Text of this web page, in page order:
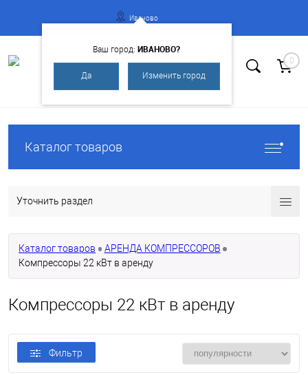
Регистрация
Иваново
Ваш город: ИВАНОВО?
Да Изменить город
0
Каталог товаров
Уточнить раздел
Каталог товаров
АРЕНДА КОМПРЕССОРОВ
Компрессоры 22 кВт в аренду
Компрессоры 22 кВт в аренду
Фильтр